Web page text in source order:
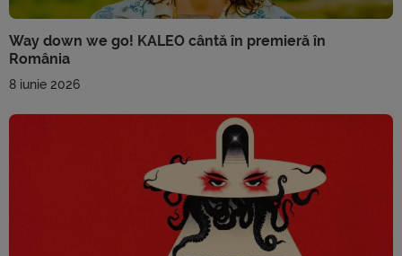
Way down we go! KALEO cântă în premieră în
România
8 iunie 2026